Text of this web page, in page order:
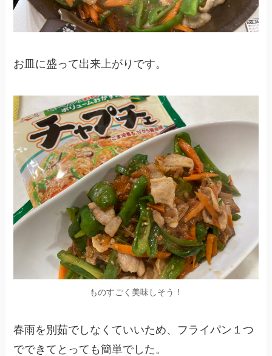
お皿に盛って出来上がりです。
ものすごく美味しそう！
春雨を別茹でしなくていいため、フライパン１つ
でできてとっても簡単でした。